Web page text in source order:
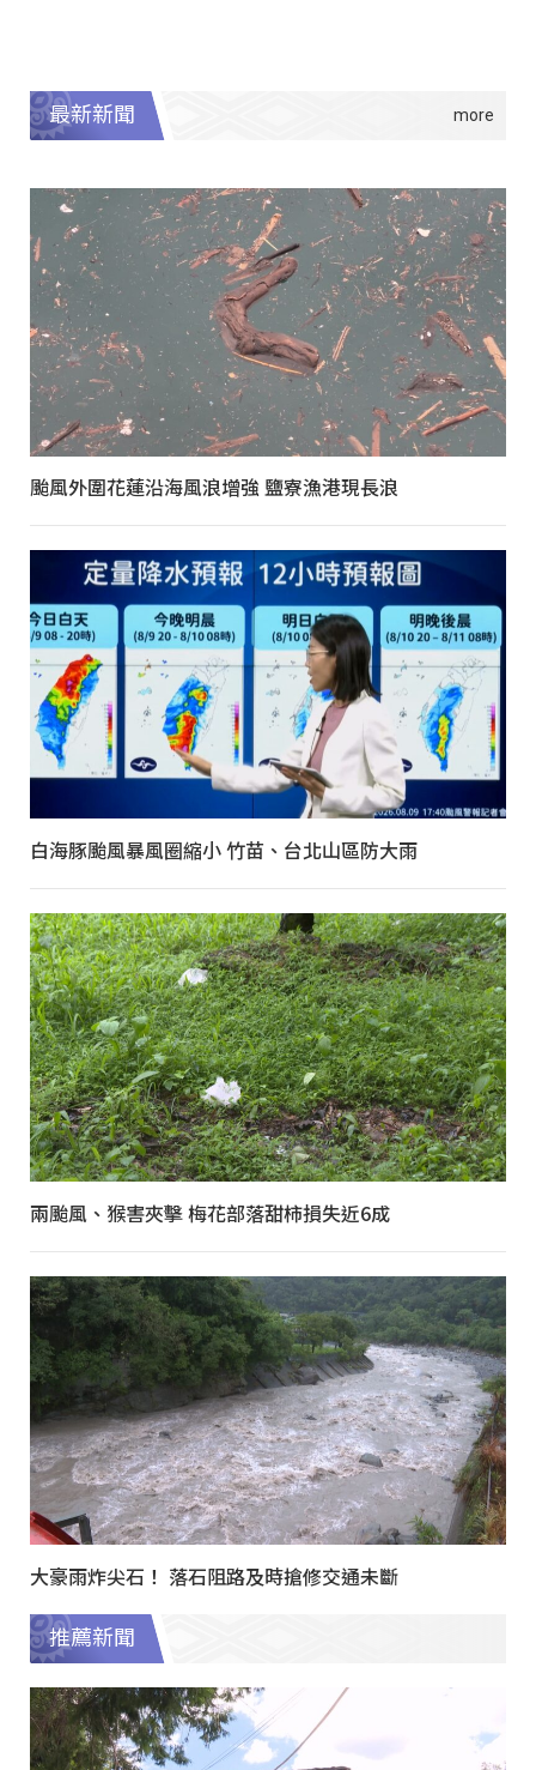
最新新聞
颱風外圍花蓮沿海風浪增強 鹽寮漁港現長浪
白海豚颱風暴風圈縮小 竹苗、台北山區防大雨
兩颱風、猴害夾擊 梅花部落甜柿損失近6成
大豪雨炸尖石！ 落石阻路及時搶修交通未斷
推薦新聞